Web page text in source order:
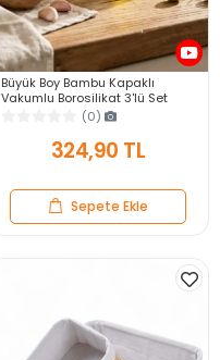
Büyük Boy Bambu Kapaklı
Vakumlu Borosilikat 3'lü Set
Cam Yağlık Sirkelik Bambu Altlik
(0)
324,90 TL
Sepete Ekle